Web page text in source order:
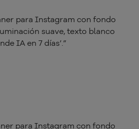
para Instagram con fondo
suave, texto blanco
IA en 7 días’.”
para Instagram con fondo